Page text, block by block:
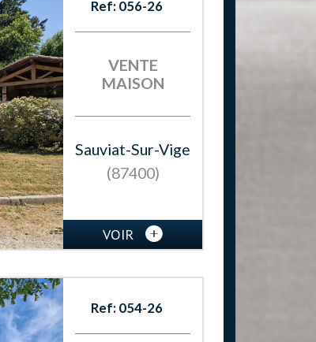
Ref: 056-26
VENTE
MAISON
Sauviat-Sur-Vige
(87400)
VOIR
Ref: 054-26